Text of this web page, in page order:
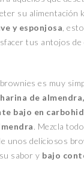
su alimentación
y esponjosa ,
tus antojos
es muy
harina de
bajo en
. Mezcla
unos deliciosos
sabor y bajo